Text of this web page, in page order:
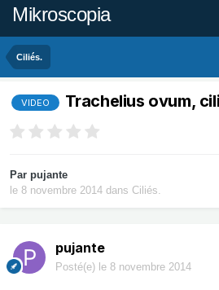
Mikroscopia
Ciliés.
VIDEO Trachelius ovum,
Par pujante
le 8 novembre 2014 dans Ciliés.
pujante
Posté(e) le 8 novembre 2014